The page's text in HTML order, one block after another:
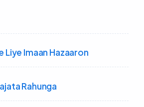
Liye Imaan Hazaaron
Rahunga